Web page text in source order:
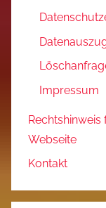
Impressum
Webseite
Kontakt